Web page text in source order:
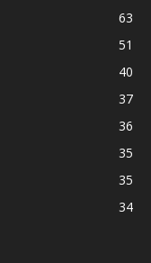
63
51
40
37
36
35
35
34